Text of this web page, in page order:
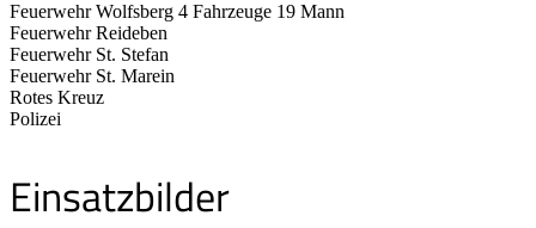
Feuerwehr Wolfsberg 4 Fahrzeuge 19 Mann
Feuerwehr Reideben
Feuerwehr St. Stefan
Feuerwehr St. Marein
Rotes Kreuz
Polizei
Einsatzbilder